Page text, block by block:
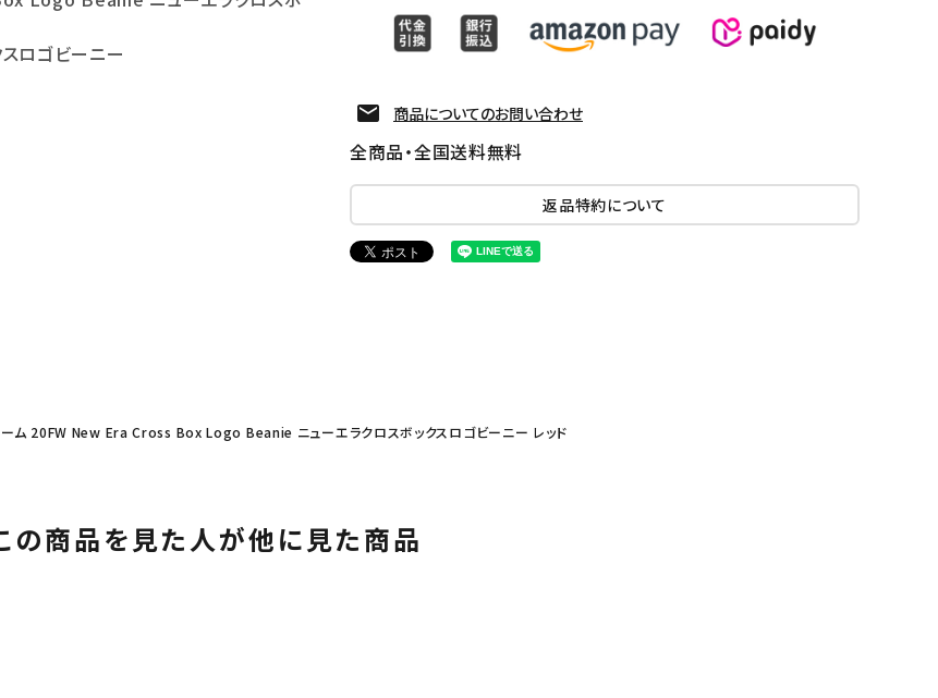
ロゴビーニー
商品についてのお問い合わせ
全商品・全国送料無料
返品特約について
ム 20FW New Era Cross Box Logo Beanie ニューエラクロスボックスロゴビーニー レッド
の商品を見た人が他に見た商品